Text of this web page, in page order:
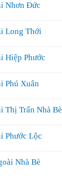
Nhơn Đức
Long Thới
Hiệp Phước
Phú Xuân
Trấn Nhà Bè
Phước Lộc
Nhà Bè